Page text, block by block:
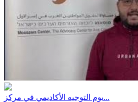
يوم التوجيه الأكاديمي في مركز...